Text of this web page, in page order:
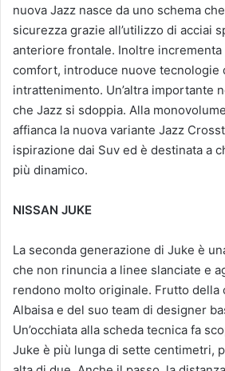
nuova Jazz nasce da uno schema
sicurezza grazie all’utilizzo di acciai
anteriore frontale. Inoltre
comfort, introduce nuove tecnologie
intrattenimento. Un’altra importante
che Jazz si sdoppia. Alla
affianca la nuova variante Jazz
ispirazione dai Suv ed è destinata a
più dinamico.
NISSAN JUKE
La seconda generazione di Juke è
che non rinuncia a linee slanciate e
rendono molto originale. Frutto della
Albaisa e del suo team di designer
Un’occhiata alla scheda tecnica fa
Juke è più lunga di sette centimetri,